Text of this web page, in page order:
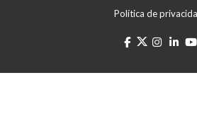
Política de